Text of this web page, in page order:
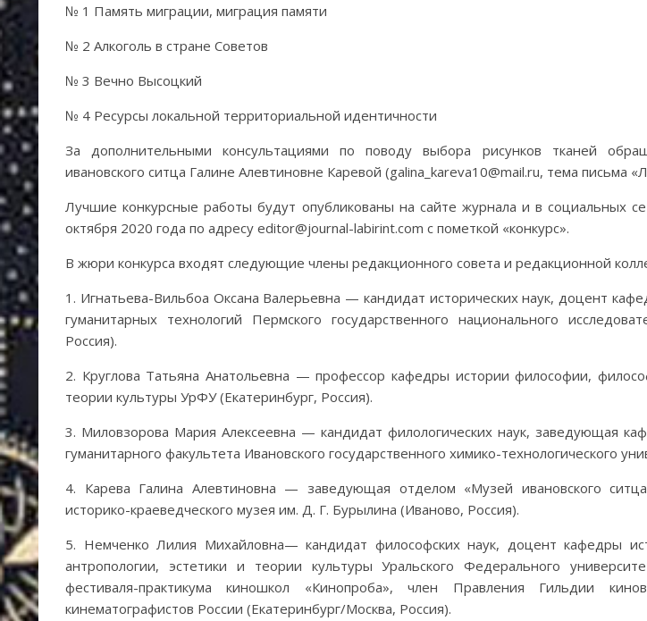
№ 1 Память миграции, миграция памяти
№ 2 Алкоголь в стране Советов
№ 3 Вечно Высоцкий
№ 4 Ресурсы локальной территориальной идентичности
За дополнительными консультациями по поводу выбора рисунков тканей
ивановского ситца Галине Алевтиновне Каревой (galina_kareva10@mail.ru, тема письма
Лучшие конкурсные работы будут опубликованы на сайте журнала и в социальных
октября 2020 года по адресу editor@journal-labirint.com с пометкой «конкурс».
В жюри конкурса входят следующие члены редакционного совета и редакционной
1. Игнатьева-Вильбоа Оксана Валерьевна — кандидат исторических наук, доцент
гуманитарных технологий Пермского государственного национального
Россия).
2. Круглова Татьяна Анатольевна — профессор кафедры истории философии,
теории культуры УрФУ (Екатеринбург, Россия).
3. Миловзорова Мария Алексеевна — кандидат филологических наук, заведующая
гуманитарного факультета Ивановского государственного химико-технологического
4. Карева Галина Алевтиновна — заведующая отделом «Музей ивановского ситца»
историко-краеведческого музея им. Д. Г. Бурылина (Иваново, Россия).
5. Немченко Лилия Михайловна— кандидат философских наук, доцент кафедры
антропологии, эстетики и теории культуры Уральского Федерального
фестиваля-практикума киношкол «Кинопроба», член Правления Гильдии
кинематографистов России (Екатеринбург/Москва, Россия).